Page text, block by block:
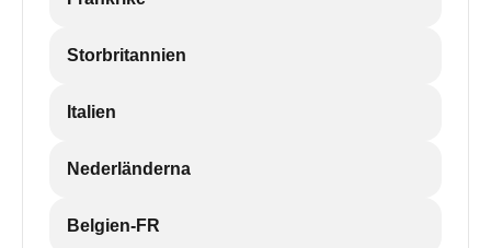
Storbritannien
Italien
Nederländerna
Belgien-FR